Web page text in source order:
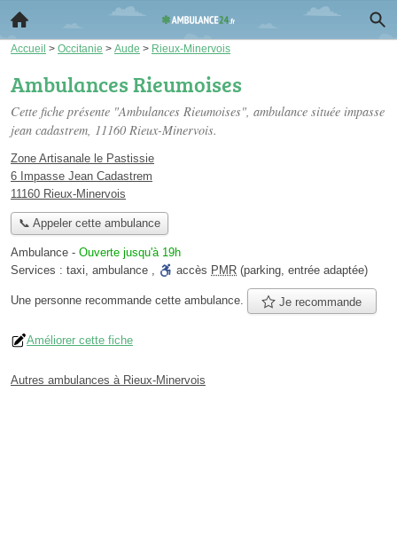
Accueil > Occitanie > Aude > Rieux-Minervois
Ambulances Rieumoises
Cette fiche présente "Ambulances Rieumoises", ambulance située impasse
jean cadastrem, 11160 Rieux-Minervois.
Zone Artisanale le Pastissie
6 Impasse Jean Cadastrem
11160 Rieux-Minervois
📞 Appeler cette ambulance
Ambulance - Ouverte jusqu'à 19h
Services : taxi, ambulance , accès PMR (parking, entrée adaptée)
Une personne recommande cette ambulance. Je recommande
Améliorer cette fiche
Autres ambulances à Rieux-Minervois